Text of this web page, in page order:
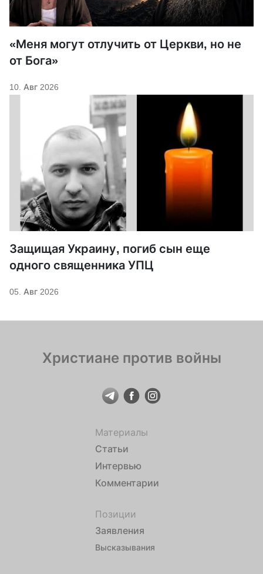
«Меня могут отлучить от Церкви, но не
от Бога»
10. Авг 2026
Защищая Украину, погиб сын еще
одного священника УПЦ
05. Авг 2026
Христиане против войны
Материалы
Статьи
Интервью
Комментарии
Позиции
Заявления
Высказывания